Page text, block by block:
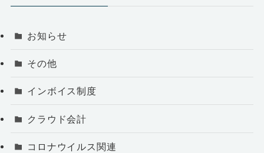
お知らせ
その他
インボイス制度
クラウド会計
コロナウイルス関連